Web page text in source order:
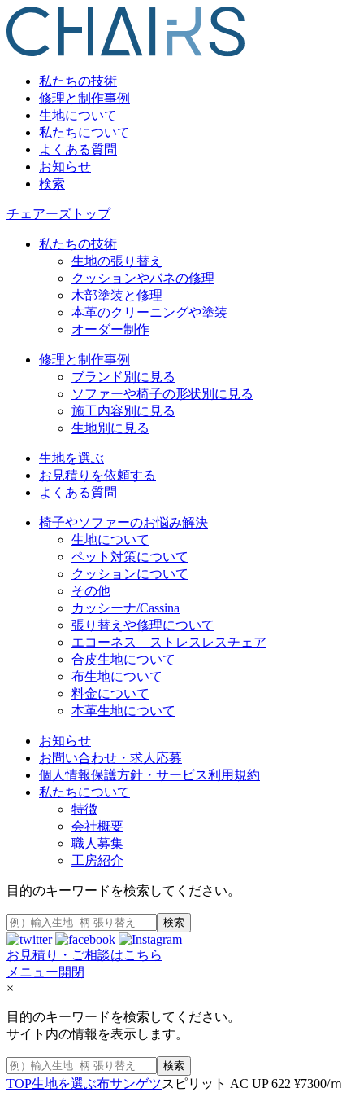
私たちの技術
修理と制作事例
生地について
私たちについて
よくある質問
お知らせ
検索
チェアーズトップ
私たちの技術
生地の張り替え
クッションやバネの修理
木部塗装と修理
本革のクリーニングや塗装
オーダー制作
修理と制作事例
ブランド別に見る
ソファーや椅子の形状別に見る
施工内容別に見る
生地別に見る
生地を選ぶ
お見積りを依頼する
よくある質問
椅子やソファーのお悩み解決
生地について
ペット対策について
クッションについて
その他
カッシーナ/Cassina
張り替えや修理について
エコーネス ストレスレスチェア
合皮生地について
布生地について
料金について
本革生地について
お知らせ
お問い合わせ・求人応募
個人情報保護方針・サービス利用規約
私たちについて
特徴
会社概要
職人募集
工房紹介
目的のキーワードを検索してください。
検索
お見積り・ご相談はこちら
メニュー開閉
×
目的のキーワードを検索してください。
サイト内の情報を表示します。
検索
TOP生地を選ぶ布サンゲツスピリット AC UP 622 ¥7300/ｍ